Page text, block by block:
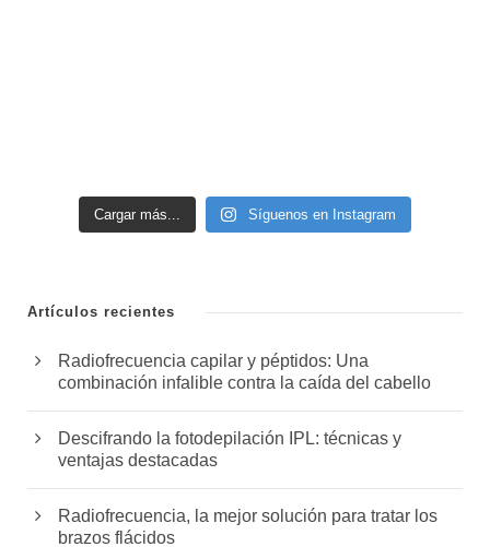
Cargar más... Síguenos en Instagram
Artículos recientes
Radiofrecuencia capilar y péptidos: Una
combinación infalible contra la caída del cabello
Descifrando la fotodepilación IPL: técnicas y
ventajas destacadas
Radiofrecuencia, la mejor solución para tratar los
brazos flácidos